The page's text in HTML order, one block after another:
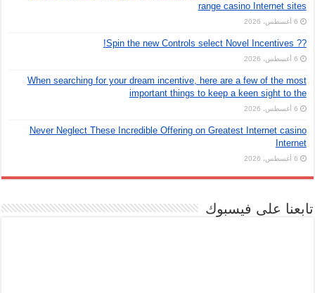
range casino Internet sites
6 أغسطس، 2026
?? Spin the new Controls select Novel Incentives!
6 أغسطس، 2026
When searching for your dream incentive, here are a few of the most
important things to keep a keen sight to the
6 أغسطس، 2026
Never Neglect These Incredible Offering on Greatest Internet casino
Internet
6 أغسطس، 2026
تابعنا على فيسبوك